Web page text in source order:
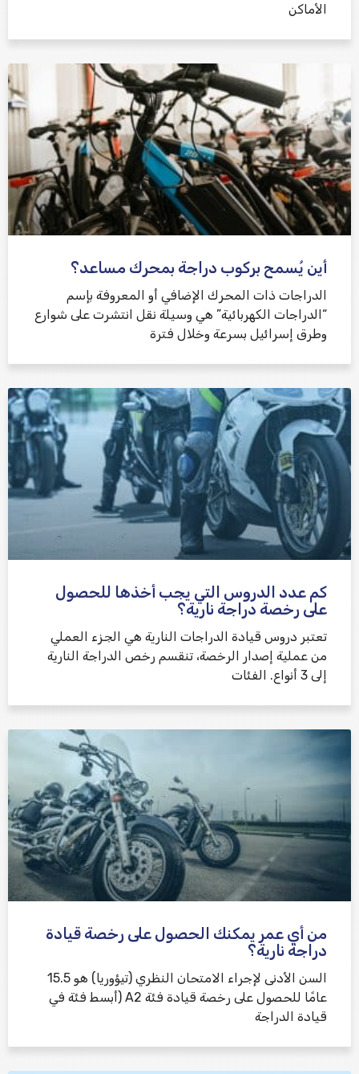
الأماكن
أين يُسمح بركوب دراجة بمحرك مساعد؟
الدراجات ذات المحرك الإضافي أو المعروفة بإسم
“الدراجات الكهربائية” هي وسيلة نقل انتشرت على شوارع
وطرق إسرائيل بسرعة وخلال فترة
كم عدد الدروس التي يجب أخذها للحصول
على رخصة دراجة نارية؟
تعتبر دروس قيادة الدراجات النارية هي الجزء العملي
من عملية إصدار الرخصة، تنقسم رخص الدراجة النارية
إلى 3 أنواع. الفئات
من أي عمر يمكنك الحصول على رخصة قيادة
دراجة نارية؟
السن الأدنى لإجراء الامتحان النظري (تيؤوريا) هو 15.5
عامًا للحصول على رخصة قيادة فئة A2 (أبسط فئة في
قيادة الدراجة